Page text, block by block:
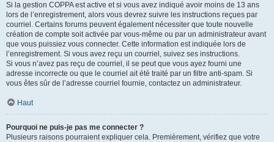
Si la gestion COPPA est active et si vous avez indiqué avoir moins de 13 ans
lors de l’enregistrement, alors vous devrez suivre les instructions reçues par
courriel. Certains forums peuvent également nécessiter que toute nouvelle
création de compte soit activée par vous-même ou par un administrateur avant
que vous puissiez vous connecter. Cette information est indiquée lors de
l’enregistrement. Si vous avez reçu un courriel, suivez ses instructions.
Si vous n’avez pas reçu de courriel, il se peut que vous ayez fourni une
adresse incorrecte ou que le courriel ait été traité par un filtre anti-spam. Si
vous êtes sûr de l’adresse courriel fournie, contactez un administrateur.
Haut
Pourquoi ne puis-je pas me connecter ?
Plusieurs raisons pourraient expliquer cela. Premièrement, vérifiez que votre